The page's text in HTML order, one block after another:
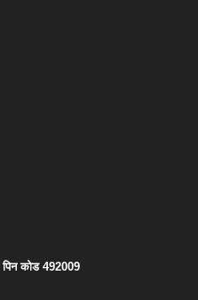
पिन कोड492009